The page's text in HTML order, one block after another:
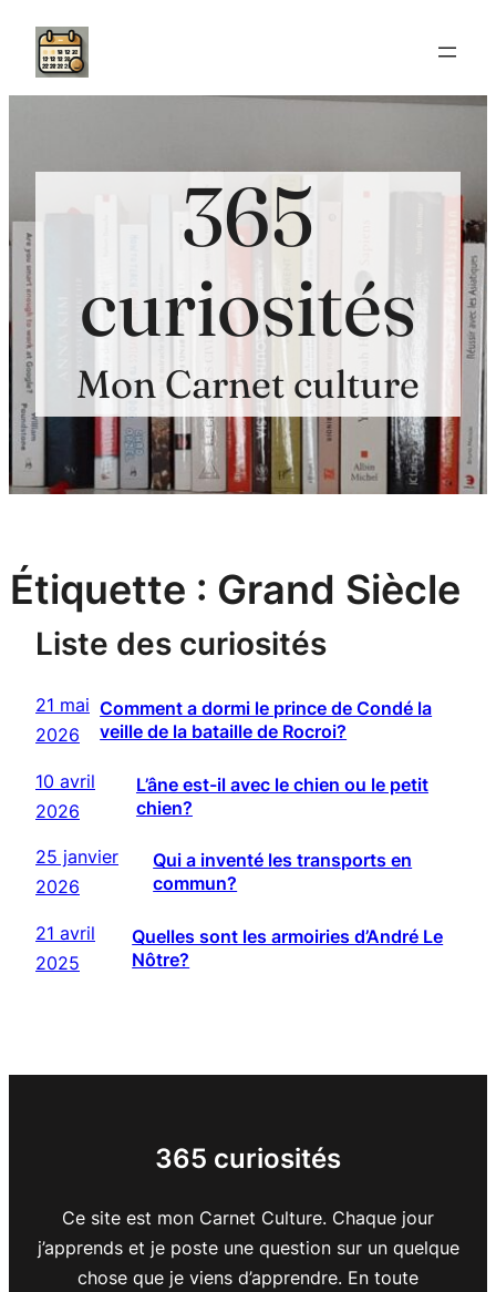
Aller
contenu
365
curiosités
Mon Carnet culture
Étiquette : Grand Siècle
Liste des curiosités
21 mai
2026
Comment a dormi le prince de Condé la
veille de la bataille de Rocroi?
10 avril
2026
L’âne est-il avec le chien ou le petit
chien?
25 janvier
2026
Qui a inventé les transports en
commun?
21 avril
2025
Quelles sont les armoiries d’André Le
Nôtre?
365 curiosités
Ce site est mon Carnet Culture. Chaque jour
j’apprends et je poste une question sur un quelque
chose que je viens d’apprendre. En toute